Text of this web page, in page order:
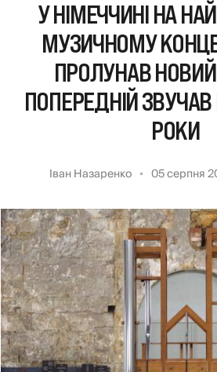
У НІМЕЧЧИНІ НА
МУЗИЧНОМУ
ПРОЛУНАВ
ПОПЕРЕДНІЙ
РОКИ
Іван Назаренко 05 серпня